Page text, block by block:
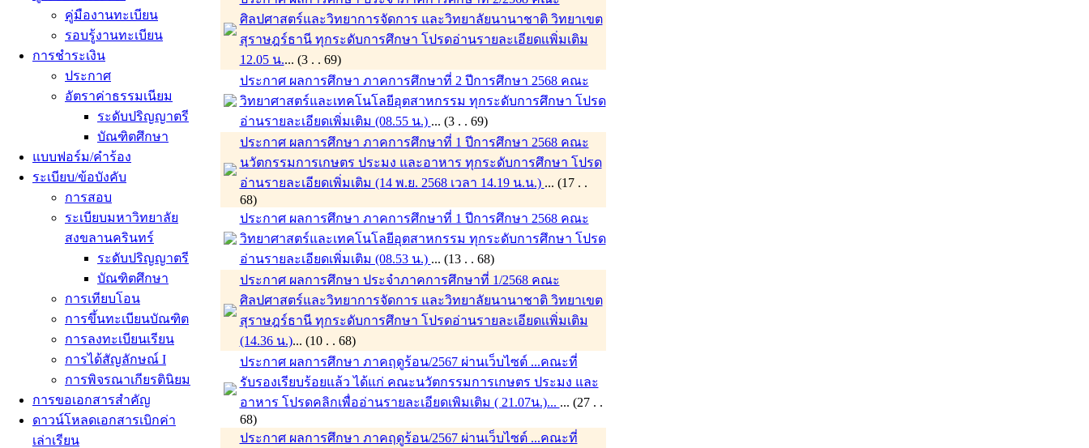
คู่มืองานทะเบียน
รอบรู้งานทะเบียน
การชำระเงิน
ประกาศ
อัตราค่าธรรมเนียม
ระดับปริญญาตรี
บัณฑิตศึกษา
แบบฟอร์ม/คำร้อง
ระเบียบ/ข้อบังคับ
การสอบ
ระเบียบมหาวิทยาลัย
สงขลานครินทร์
ระดับปริญญาตรี
บัณฑิตศึกษา
การเทียบโอน
การขึ้นทะเบียนบัณฑิต
การลงทะเบียนเรียน
การได้สัญลักษณ์ I
การพิจรณาเกียรตินิยม
การขอเอกสารสำคัญ
ดาวน์โหลดเอกสารเบิกค่า
เล่าเรียน
ศิลปศาสตร์และวิทยาการจัดการ และวิทยาลัยนานาชาติ วิทยาเขต
สุราษฎร์ธานี ทุกระดับการศึกษา โปรดอ่านรายละเอียดเเพิ่มเติม
12.05 น.... (3 . . 69)
ประกาศ ผลการศึกษา ภาคการศึกษาที่ 2 ปีการศึกษา 2568 คณะ
วิทยาศาสตร์และเทคโนโลยีอุตสาหกรรม ทุกระดับการศึกษา โปรด
อ่านรายละเอียดเพิ่มเติม (08.55 น.) ... (3 . . 69)
ประกาศ ผลการศึกษา ภาคการศึกษาที่ 1 ปีการศึกษา 2568 คณะ
นวัตกรรมการเกษตร ประมง และอาหาร ทุกระดับการศึกษา โปรด
อ่านรายละเอียดเพิ่มเติม (14 พ.ย. 2568 เวลา 14.19 น.น.) ... (17 . .
68)
ประกาศ ผลการศึกษา ภาคการศึกษาที่ 1 ปีการศึกษา 2568 คณะ
วิทยาศาสตร์และเทคโนโลยีอุตสาหกรรม ทุกระดับการศึกษา โปรด
อ่านรายละเอียดเพิ่มเติม (08.53 น.) ... (13 . . 68)
ประกาศ ผลการศึกษา ประจำภาคการศึกษาที่ 1/2568 คณะ
ศิลปศาสตร์และวิทยาการจัดการ และวิทยาลัยนานาชาติ วิทยาเขต
สุราษฎร์ธานี ทุกระดับการศึกษา โปรดอ่านรายละเอียดเเพิ่มเติม
(14.36 น.)... (10 . . 68)
ประกาศ ผลการศึกษา ภาคฤดูร้อน/2567 ผ่านเว็บไซต์ ...คณะที่
รับรองเรียบร้อยแล้ว ได้แก่ คณะนวัตกรรมการเกษตร ประมง และ
อาหาร โปรดคลิกเพื่ออ่านรายละเอียดเพิมเติม ( 21.07น.)... ... (27 . .
68)
ประกาศ ผลการศึกษา ภาคฤดูร้อน/2567 ผ่านเว็บไซต์ ...คณะที่